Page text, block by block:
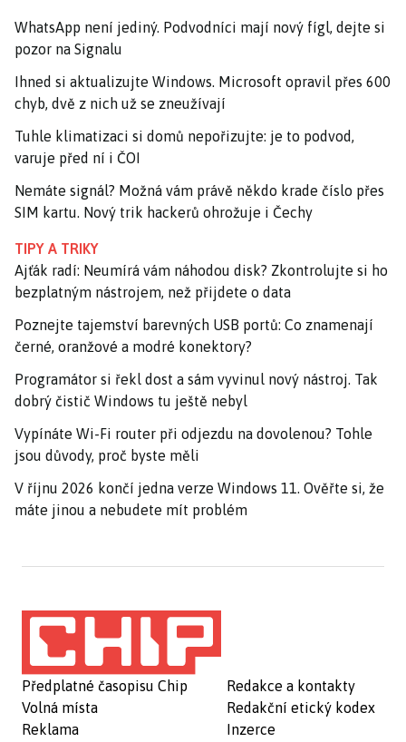
WhatsApp není jediný. Podvodníci mají nový fígl, dejte si
pozor na Signalu
Ihned si aktualizujte Windows. Microsoft opravil přes 600
chyb, dvě z nich už se zneužívají
Tuhle klimatizaci si domů nepořizujte: je to podvod,
varuje před ní i ČOI
Nemáte signál? Možná vám právě někdo krade číslo přes
SIM kartu. Nový trik hackerů ohrožuje i Čechy
TIPY A TRIKY
Ajťák radí: Neumírá vám náhodou disk? Zkontrolujte si ho
bezplatným nástrojem, než přijdete o data
Poznejte tajemství barevných USB portů: Co znamenají
černé, oranžové a modré konektory?
Programátor si řekl dost a sám vyvinul nový nástroj. Tak
dobrý čistič Windows tu ještě nebyl
Vypínáte Wi-Fi router při odjezdu na dovolenou? Tohle
jsou důvody, proč byste měli
V říjnu 2026 končí jedna verze Windows 11. Ověřte si, že
máte jinou a nebudete mít problém
Předplatné časopisu Chip
Volná místa
Reklama
Redakce a kontakty
Redakční etický kodex
Inzerce